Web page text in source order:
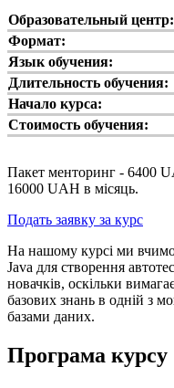
Образовательный центр:
Формат:
Язык обучения:
Длительность обучения:
Начало курса:
Стоимость обучения:
Пакет менторинг - 6400
16000 UAH в місяць.
Подать заявку за курс
На нашому курсі ми вчимо
Java для створення
новачків, оскільки
базових знань в одній з
базами даних.
Програма курсу